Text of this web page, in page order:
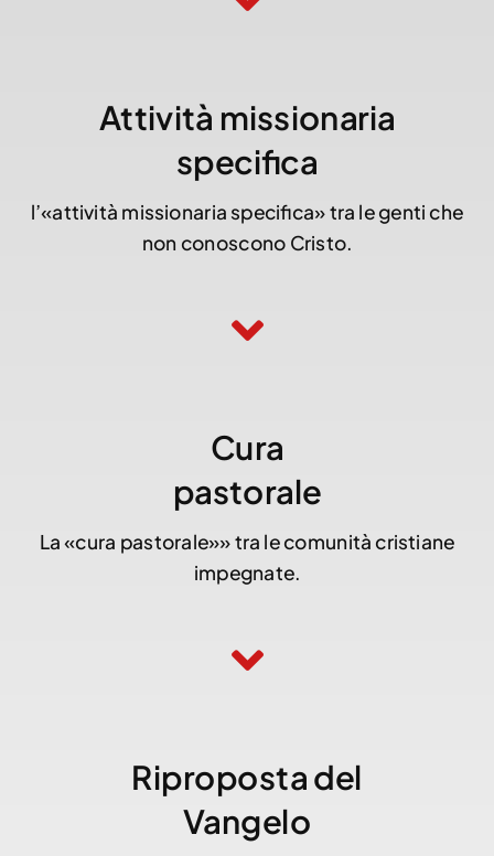
Attività missionaria
specifica
l’«attività missionaria specifica» tra le genti che
non conoscono Cristo.
Cura
pastorale
La «cura pastorale»» tra le comunità cristiane
impegnate.
Riproposta del
Vangelo